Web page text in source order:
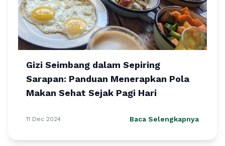
Gizi Seimbang dalam Sepiring
Sarapan: Panduan Menerapkan Pola
Makan Sehat Sejak Pagi Hari
11 Dec 2024 Baca Selengkapnya